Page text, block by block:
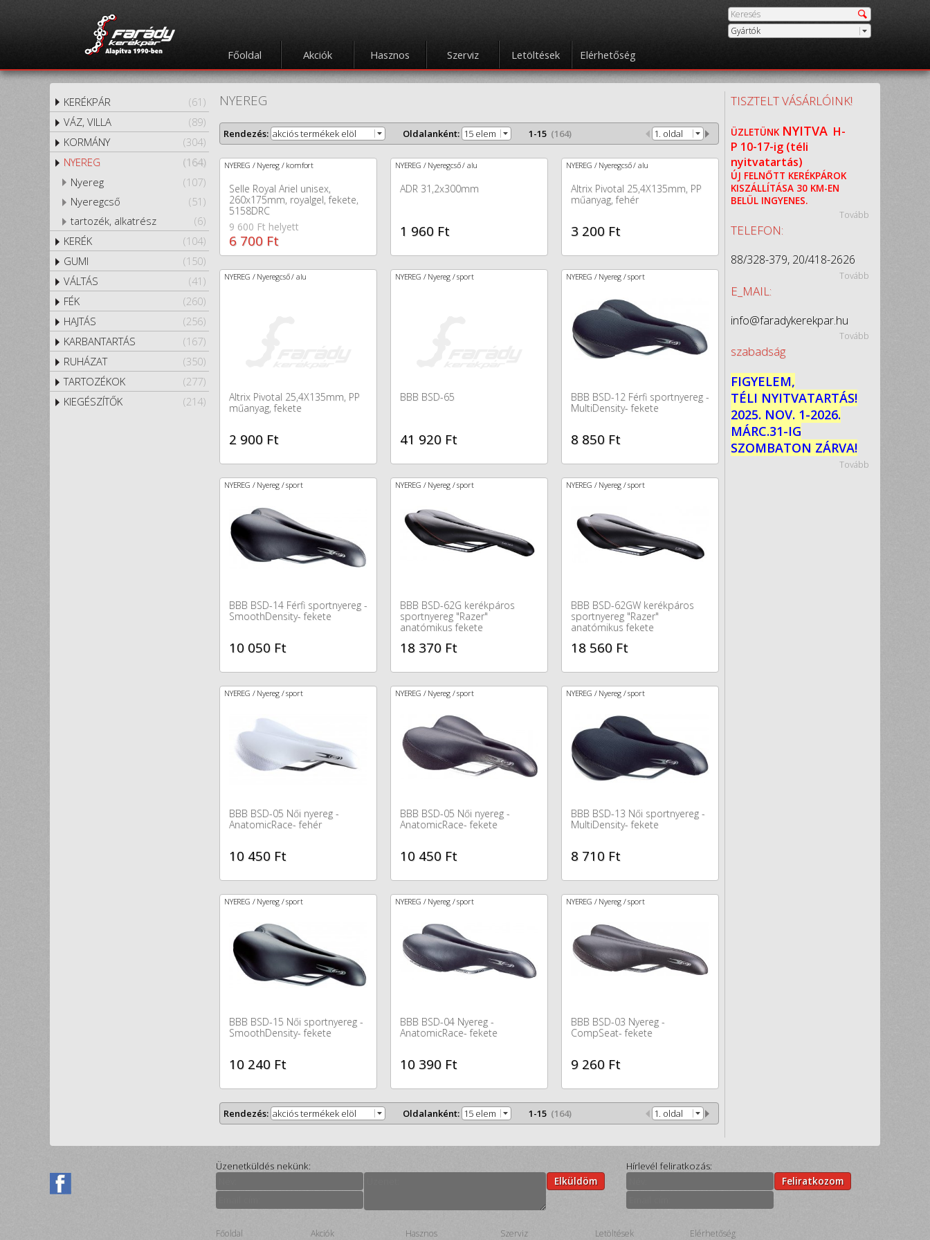
Gyártók
Főoldal Akciók Hasznos Szerviz Letöltések Elérhetőség
(61)
KERÉKPÁR
(89)
VÁZ, VILLA
(304)
KORMÁNY
(164)
NYEREG
(107)
Nyereg
(51)
Nyeregcső
(6)
tartozék, alkatrész
(104)
KERÉK
(150)
GUMI
(41)
VÁLTÁS
(260)
FÉK
(256)
HAJTÁS
(167)
KARBANTARTÁS
(350)
RUHÁZAT
(277)
TARTOZÉKOK
(214)
KIEGÉSZÍTŐK
NYEREG
Rendezés: akciós termékek elöl Oldalanként: 15 elem 1-15 (164) 1. oldal
NYEREG / Nyereg / komfort
Selle Royal Ariel unisex,
260x175mm, royalgel, fekete,
5158DRC
9 600 Ft helyett
6 700 Ft
NYEREG / Nyeregcső / alu
ADR 31,2x300mm
1 960 Ft
NYEREG / Nyeregcső / alu
Altrix Pivotal 25,4X135mm, PP
műanyag, fehér
3 200 Ft
NYEREG / Nyeregcső / alu
Altrix Pivotal 25,4X135mm, PP
műanyag, fekete
2 900 Ft
NYEREG / Nyereg / sport
BBB BSD-65
41 920 Ft
NYEREG / Nyereg / sport
BBB BSD-12 Férfi sportnyereg -
MultiDensity- fekete
8 850 Ft
NYEREG / Nyereg / sport
BBB BSD-14 Férfi sportnyereg -
SmoothDensity- fekete
10 050 Ft
NYEREG / Nyereg / sport
BBB BSD-62G kerékpáros
sportnyereg "Razer"
anatómikus fekete
18 370 Ft
NYEREG / Nyereg / sport
BBB BSD-62GW kerékpáros
sportnyereg "Razer"
anatómikus fekete
18 560 Ft
NYEREG / Nyereg / sport
BBB BSD-05 Női nyereg -
AnatomicRace- fehér
10 450 Ft
NYEREG / Nyereg / sport
BBB BSD-05 Női nyereg -
AnatomicRace- fekete
10 450 Ft
NYEREG / Nyereg / sport
BBB BSD-13 Női sportnyereg -
MultiDensity- fekete
8 710 Ft
NYEREG / Nyereg / sport
BBB BSD-15 Női sportnyereg -
SmoothDensity- fekete
10 240 Ft
NYEREG / Nyereg / sport
BBB BSD-04 Nyereg -
AnatomicRace- fekete
10 390 Ft
NYEREG / Nyereg / sport
BBB BSD-03 Nyereg -
CompSeat- fekete
9 260 Ft
Rendezés: akciós termékek elöl Oldalanként: 15 elem 1-15 (164) 1. oldal
TISZTELT VÁSÁRLÓINK!
ÜZLETÜNK NYITVA H-
P 10-17-ig (téli
nyitvatartás)
ÚJ FELNŐTT KERÉKPÁROK
KISZÁLLÍTÁSA 30 KM-EN
BELÜL INGYENES.
Tovább
TELEFON:
88/328-379, 20/418-2626
Tovább
E_MAIL:
info@faradykerekpar.hu
Tovább
szabadság
FIGYELEM,
TÉLI NYITVATARTÁS!
2025. NOV. 1-2026.
MÁRC.31-IG
SZOMBATON ZÁRVA!
Tovább
Üzenetküldés nekünk:
Elküldöm
Hírlevél feliratkozás:
Feliratkozom
Főoldal
Akciók
Hasznos
Szerviz
Letöltések Elérhetőség